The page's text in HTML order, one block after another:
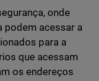
onde
podem acessar a
para a
que acessam
os endereços